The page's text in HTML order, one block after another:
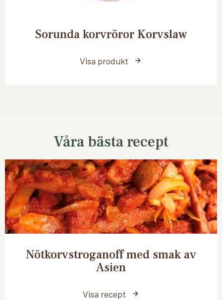
Sorunda korvröror Korvslaw
Visa produkt
Våra bästa recept
Nötkorvstroganoff med smak av
Asien
Visa recept